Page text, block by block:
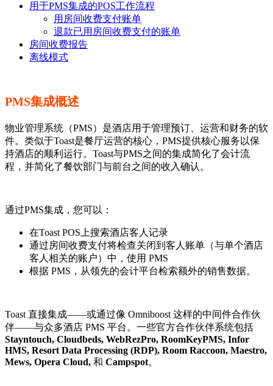
用于PMS集成的POS工作流程
用房间收费支付账单
退款已用房间收费支付的账单
房间收费报告
离线模式
PMS集成概述
物业管理系统（PMS）是酒店用于管理预订、运营和财务的软
件。类似于Toast是餐厅运营的核心，PMS提供核心服务以保
持酒店的顺利运行。Toast与PMS之间的集成简化了会计流
程，并简化了餐饮部门与前台之间的收入确认。
通过PMS集成，您可以：
在Toast POS上搜索酒店客人记录
通过房间收费支付将检查关闭到客人账单（与单个酒店
客人相关的账户）中，使用 PMS
根据 PMS，从领先的会计平台检索额外的销售数据。
Toast 直接集成——或通过像 Omniboost 这样的中间件合作伙
伴——与众多酒店 PMS 平台。一些官方合作伙伴系统包括
Stayntouch, Cloudbeds, WebRezPro, RoomKeyPMS, Infor
HMS, Resort Data Processing (RDP), Room Raccoon, Maestro,
Mews, Opera Cloud, 和 Campspot。